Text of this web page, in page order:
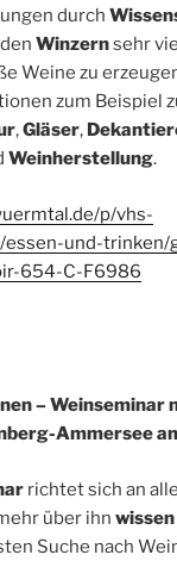
durch
Winzernsehr
Weine zu
zum Beispiel
,Gläser,
Weinherstellung.
p/vhs-
und-trinken/
654-C-F6986
– Weinseminar
Ammersee
richtet sich an
über ihn wissen
Suche nach